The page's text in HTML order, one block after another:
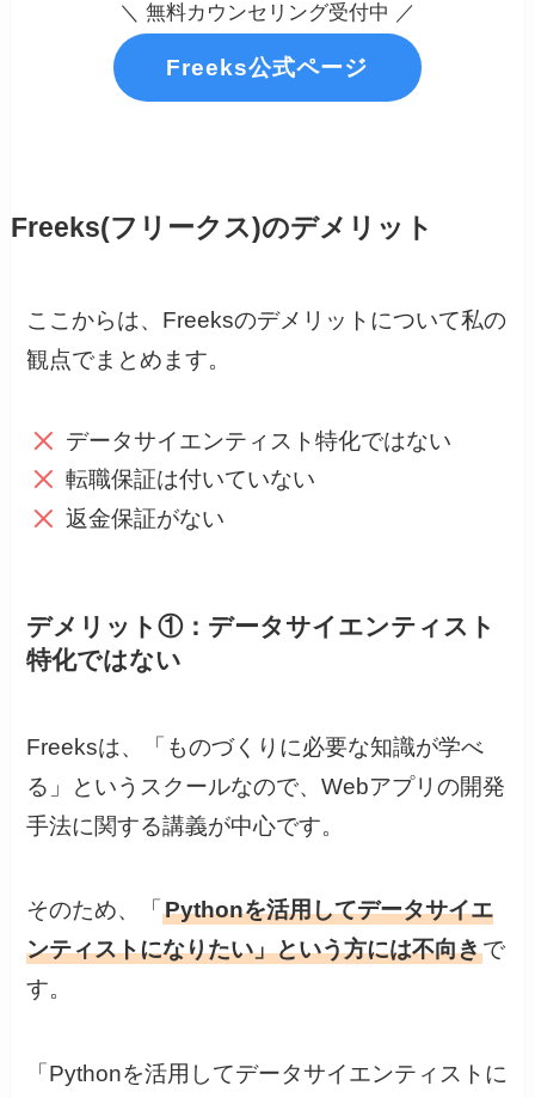
＼ 無料カウンセリング受付中 ／
Freeks公式ページ
Freeks(フリークス)のデメリット
ここからは、Freeksのデメリットについて私の
観点でまとめます。
データサイエンティスト特化ではない
転職保証は付いていない
返金保証がない
デメリット①：データサイエンティスト
特化ではない
Freeksは、
「ものづくりに必要な知識が学べ
る」というスクールなので、Webアプリの開発
手法に関する講義が中心です。
そのため、「Pythonを活用してデータサイエ
ンティストになりたい」という方には不向きで
す。
「Pythonを活用してデータサイエンティストに